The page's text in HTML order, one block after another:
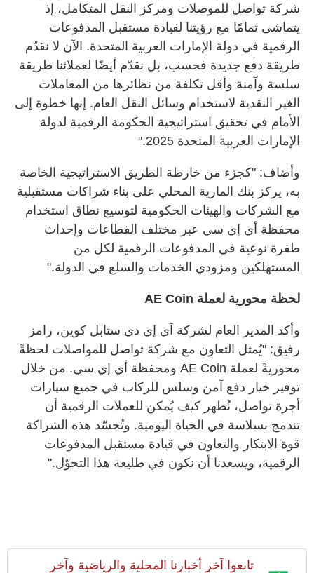
شركة تواصل للموصلات ومركز النقل المتكامل، إذ
يتماشى تمامًا مع رؤيتنا لقيادة مستقبل المدفوعات
الرقمية في دولة الإمارات العربية المتحدة. الآن لا نقدّم
طريقة دفع جديدة فحسب، بل نقدّم أيضًا لعملائنا طريقة
سلسة وآمنة وأقل تكلفة من نظائرها من المعاملات
الغير النقدية لاستخدام وسائل النقل العام. إنها خطوة إلى
الأمام في تحقيق استراتيجية الحكومة الرقمية لدولة
الإمارات العربية المتحدة 2025."
وأضاف: "كجزء من خارطة الطريق الاستراتيجية الخاصة
به، يركز بنك المارية المحلي على بناء شراكات مستقبلية
مع الشركات والهيئات الحكومية لتوسيع نطاق استخدام
محفظة أي إي سي عبر مختلف القطاعات وإحداث
طفرة نوعية في المدفوعات الرقمية لكل من
المستهلكين ومزودي الخدمات والسلع في الدولة."
لحظة محورية لعملة AE Coin
وأكد المدير العام لشركة آي إي دي ستابل كوين، رامز
رفيق: "يُمثل التعاون مع شركة تواصل للمواصلات لحظةً
محوريةً لعملة AE Coin ومحفظة أي إي سي. من خلال
توفير خيار دفع آمن وسلس للركاب في جميع سيارات
أجرة تواصل، نُظهر كيف يُمكن للعملات الرقمية أن
تندمج بسلاسة في الحياة اليومية. وتُجسّد هذه الشراكة
قوة الابتكار والتعاون في قيادة مستقبل المدفوعات
الرقمية، ويسعدنا أن نكون في طليعة هذا التحوّل."
تابعوا آخر أخبارنا المحلية والرياضية وآخر